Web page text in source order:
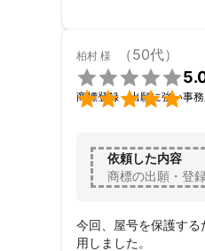
なにより、チャット
この度は誠にありがと
大変感謝しております。
今後ともよろしくお願
柏村 様 （50代）


商標登録・出願に強い事
依頼した内容
商標の出願・登
今回、屋号を保護す
用しました。